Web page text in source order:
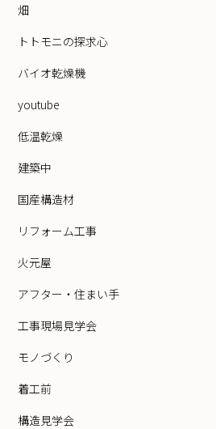
畑
トトモニの探求心
バイオ乾燥機
youtube
低温乾燥
建築中
国産構造材
リフォーム工事
火元屋
アフター・住まい手
工事現場見学会
モノづくり
着工前
構造見学会